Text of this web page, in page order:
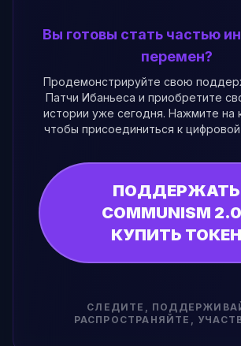
Вы готовы стать частью
перемен?
Продемонстрируйте свою
Патчи Ибаньеса и приобретите
истории уже сегодня. Нажмите на
чтобы присоединиться к
ПОДДЕРЖАТЬ
COMMUNISM
КУПИТЬ ТОКЕН
СЛЕДИТЕ,
РАСПРОСТРАНЯЙТЕ,